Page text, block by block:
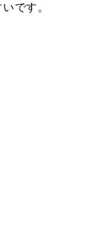
です。